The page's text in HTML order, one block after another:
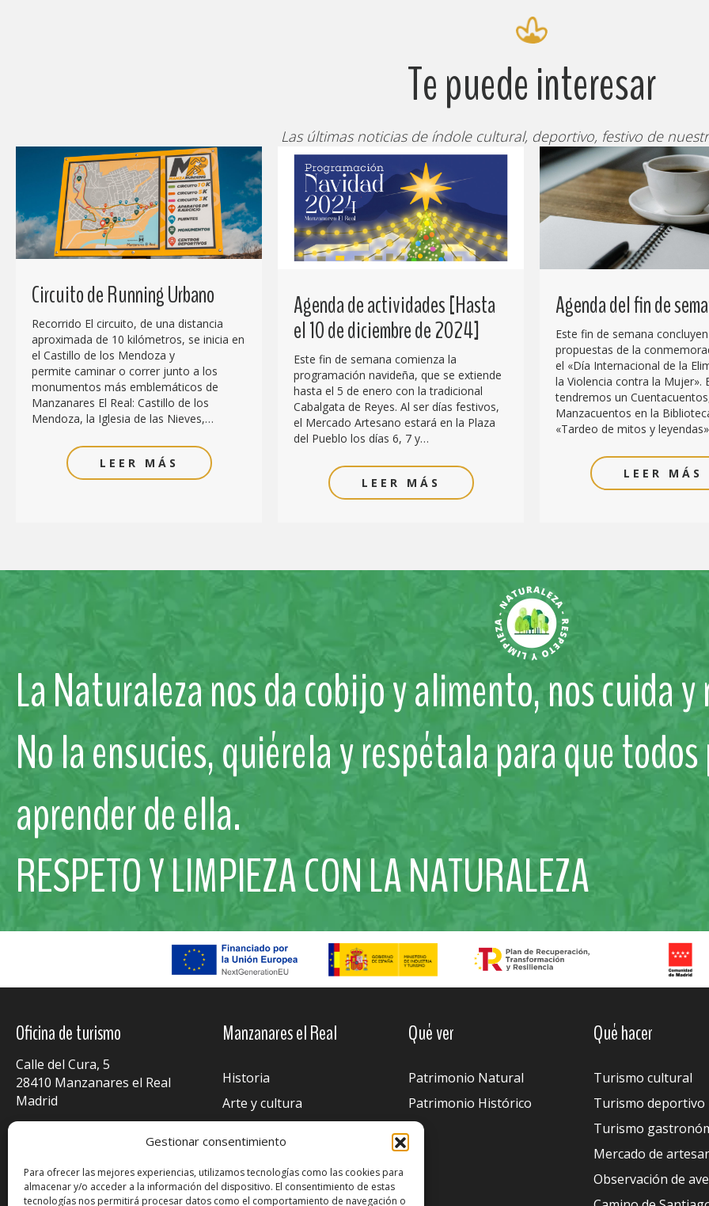
Gestionar consentimiento
Para ofrecer las mejores experiencias, utilizamos tecnologías como las cookies para
almacenar y/o acceder a la información del dispositivo. El consentimiento de estas
tecnologías nos permitirá procesar datos como el comportamiento de navegación o
Te puede interesar
Las últimas noticias de índole cultural, deportivo, festivo de
Circuito de Running Urbano
Recorrido El circuito, de una distancia
aproximada de 10 kilómetros, se inicia en
el Castillo de los Mendoza y
permite caminar o correr junto a los
monumentos más emblemáticos de
Manzanares El Real: Castillo de los
Mendoza, la Iglesia de las Nieves,…
LEER MÁS
Agenda de actividades [Hasta
el 10 de diciembre de 2024]
Este fin de semana comienza la
programación navideña, que se extiende
hasta el 5 de enero con la tradicional
Cabalgata de Reyes. Al ser días festivos,
el Mercado Artesano estará en la Plaza
del Pueblo los días 6, 7 y…
LEER MÁS
Agenda del fin de
Este fin de semana
propuestas de la
el «Día Internacional de la
la Violencia contra la Mujer».
tendremos un
Manzacuentos en la
«Tardeo de mitos y
LEER MÁS
La Naturaleza nos da cobijo y alimento, nos cuida
No la ensucies, quiérela y respétala para que
aprender de ella.
RESPETO Y LIMPIEZA CON LA NATURALEZA
Oficina de turismo
Calle del Cura, 5
28410 Manzanares el Real
Madrid
Sáb. - Sol. - festivos / 9:00 - 15:00
Tel.: +34 918 780 196
Manzanares el Real
Historia
Arte y cultura
Restauración
Qué ver
Patrimonio Natural
Patrimonio Histórico
Qué hacer
Turismo cultural
Turismo deportivo
Turismo
Mercado de
Observación de